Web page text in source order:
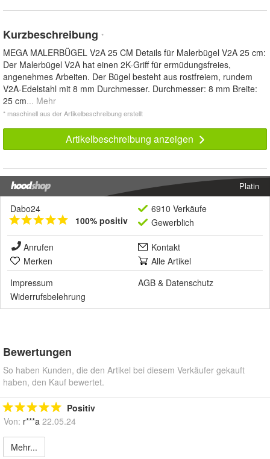
Kurzbeschreibung *
MEGA MALERBÜGEL V2A 25 CM Details für Malerbügel V2A 25 cm:
Der Malerbügel V2A hat einen 2K-Griff für ermüdungsfreies,
angenehmes Arbeiten. Der Bügel besteht aus rostfreiem, rundem
V2A-Edelstahl mit 8 mm Durchmesser. Durchmesser: 8 mm Breite:
25 cm... Mehr
* maschinell aus der Artikelbeschreibung erstellt
Artikelbeschreibung anzeigen
Platin
Dabo24
100% positiv
6910 Verkäufe
Gewerblich
Anrufen
Kontakt
Merken
Alle Artikel
Impressum
AGB & Datenschutz
Widerrufsbelehrung
Bewertungen
So haben Kunden, die den Artikel bei diesem Verkäufer gekauft
haben, den Kauf bewertet.
Positiv
Von: r***a 22.05.24
Mehr...